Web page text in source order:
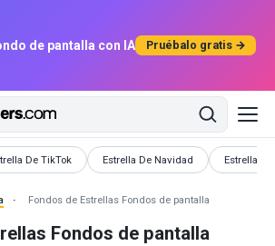
de pantalla con IA Pruébalo gratis →
De TikTok
de pantalla Estrella De Navidad
Fondos de pantalla Estrella
Fondos
Fondos de Estrellas Fondos de pantalla
Fondos de pantalla